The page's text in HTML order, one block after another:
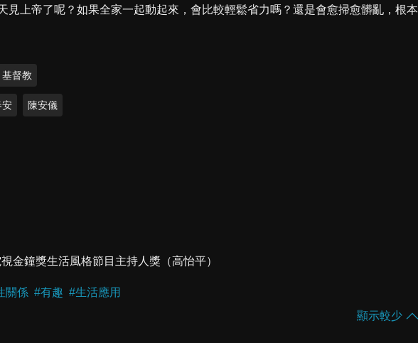
見上帝了呢？如果全家一起動起來，會比較輕鬆省力嗎？還是會愈掃愈髒亂，根本
基督教
安 陳安儀
金鐘獎生活風格節目主持人獎（高怡平）
關係 #有趣 #生活應用
顯示較少